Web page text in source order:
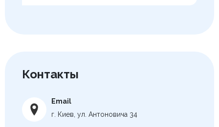
Контакты
Email
г. Киев, ул. Антоновича 34